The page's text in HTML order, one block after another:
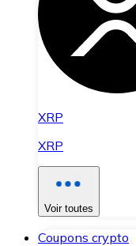
XRP
XRP
Voir toutes
Coupons crypto